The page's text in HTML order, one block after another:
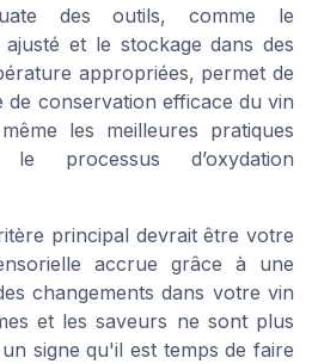
des outils, comme le
et le stockage dans des
appropriées, permet de
de conservation efficace du vin
les meilleures pratiques
processus d’oxydation
principal devrait être votre
accrue grâce à une
changements dans votre vin
et les saveurs ne sont plus
signe qu'il est temps de faire